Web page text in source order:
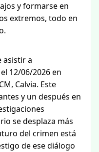
y formarse en
extremos, todo en
asistir a
el 12/06/2026 en
Calvia. Este
y un después en
se desplaza más
del crimen está
de ese diálogo